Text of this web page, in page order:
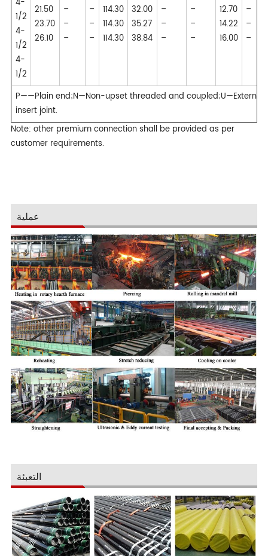
4-
1/2
4-
1/2
4-
1/2
21.50
23.70
26.10
–
–
–
–
–
–
114.30
114.30
114.30
32.00
35.27
38.84
–
–
–
–
–
–
12.70
14.22
16.00
–
–
–
P——Plain end;N—Non-upset threaded and
insert joint.
Note: other premium connection shall be provided as per
customer requirements.
عملية
التعبئة